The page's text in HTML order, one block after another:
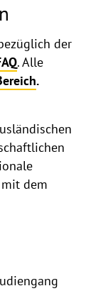
der
. Alle
.
dem